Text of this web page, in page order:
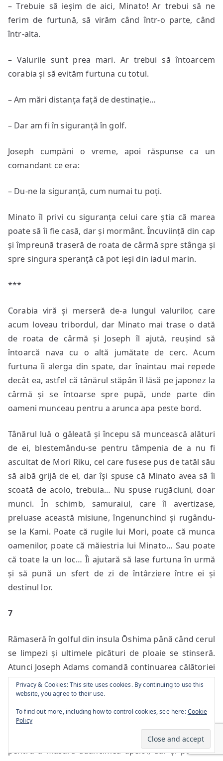
– Trebuie să ieșim de aici, Minato! Ar trebui să ne
ferim de furtună, să virăm când într-o parte, când
într-alta.
– Valurile sunt prea mari. Ar trebui să întoarcem
corabia și să evităm furtuna cu totul.
– Am mări distanța față de destinație…
– Dar am fi în siguranță în golf.
Joseph cumpăni o vreme, apoi răspunse ca un
comandant ce era:
– Du-ne la siguranță, cum numai tu poți.
Minato îl privi cu siguranța celui care știa că marea
poate să îi fie casă, dar și mormânt. Încuviință din cap
și împreună traseră de roata de cârmă spre stânga și
spre singura speranță că pot ieși din iadul marin.
***
Corabia viră și merseră de-a lungul valurilor, care
acum loveau tribordul, dar Minato mai trase o dată
de roata de cârmă și Joseph îl ajută, reușind să
întoarcă nava cu o altă jumătate de cerc. Acum
furtuna îi alerga din spate, dar înaintau mai repede
decât ea, astfel că tânărul stăpân îl lăsă pe japonez la
cârmă și se întoarse spre pupă, unde parte din
oameni munceau pentru a arunca apa peste bord.
Tânărul luă o găleată și începu să muncească alături
de ei, blestemându-se pentru tâmpenia de a nu fi
ascultat de Mori Riku, cel care fusese pus de tatăl său
să aibă grijă de el, dar își spuse că Minato avea să îi
scoată de acolo, trebuia… Nu spuse rugăciuni, doar
munci. În schimb, samuraiul, care îl avertizase,
preluase această misiune, îngenunchind și rugându-
se la Kami. Poate că rugile lui Mori, poate că munca
oamenilor, poate că măiestria lui Minato… Sau poate
că toate la un loc… Îi ajutară să lase furtuna în urmă
și să pună un sfert de zi de întârziere între ei și
destinul lor.
7
Rămaseră în golful din insula Ōshima până când cerul
se limpezi și ultimele picături de ploaie se stinseră.
Atunci Joseph Adams comandă continuarea călătoriei
spre Toshima, unde aveau să ajungă la amiază. De
data aceasta, voiajul fu netulburat, iar cinci ore mai
târziu pământul se arătă înaintea lor, vulcanic și
neprimitor, în acele părți. Joseph ieși pe punte și ceru
oprirea navei. Cercetașii aveau să fie trimiși înainte
pentru a măsura adâncimea apelor, dar și pentru a
Privacy & Cookies: This site uses cookies. By continuing to use this
website, you agree to their use.
To find out more, including how to control cookies, see here:Cookie
Policy